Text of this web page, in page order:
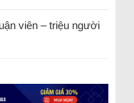
viên – triệu người